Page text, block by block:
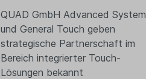
QUAD GmbH Advanced
und General Touch geben
strategische Partnerschaft im
Bereich integrierter Touch-
Lösungen bekannt